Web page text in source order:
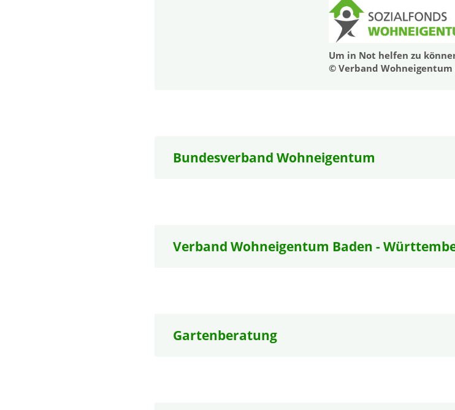
Um in Not helfen zu
© Verband Wohneigentum
Bundesverband Wohneigentum
Verband Wohneigentum Baden -
Gartenberatung